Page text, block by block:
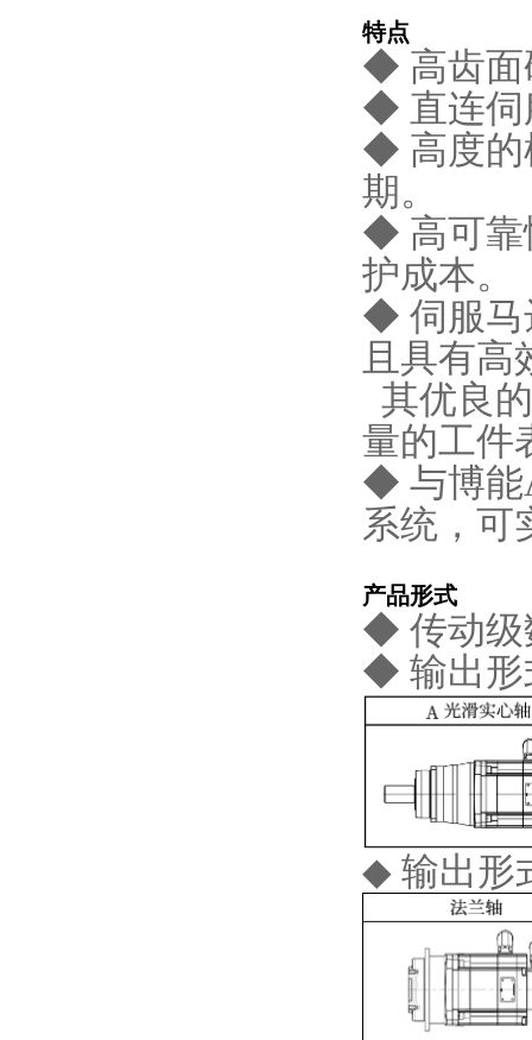
特点
◆ 高齿面
◆ 直连伺
◆ 高度的
期。
◆ 高可靠
护成本。
◆ 伺服马
且具有
其优良
量的工件
◆ 与博能
系统，可
产品形式
◆ 传动级
◆ 输出形
◆ 输出形